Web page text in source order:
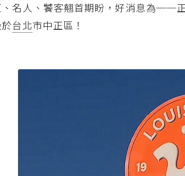
名人、饕客翹首期盼，好消息為──
台北市中正區！